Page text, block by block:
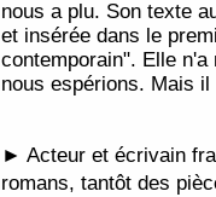
nous a plu. Son texte
et insérée dans le
contemporain". Elle
nous espérions. Mais
► Acteur et écrivain
romans, tantôt des